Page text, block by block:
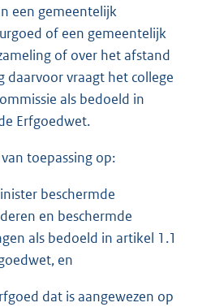
een gemeentelijk
of een gemeentelijk
of over het afstand
daarvoor vraagt het college
als bedoeld in
Erfgoedwet.
toepassing op:
beschermde
en beschermde
als bedoeld in artikel 1.1
en
dat is aangewezen op